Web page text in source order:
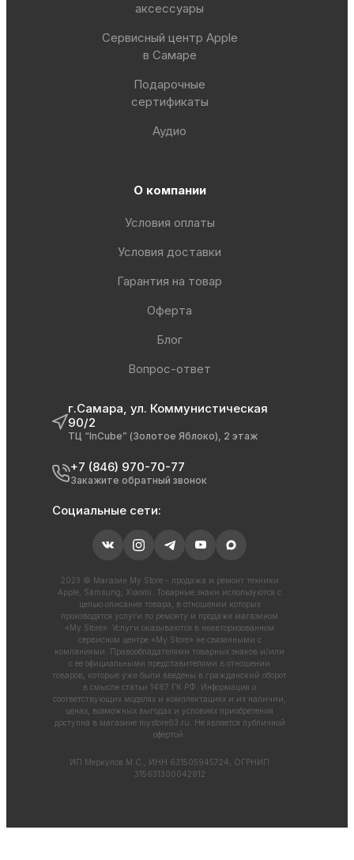
аксессуары
Сервисный центр Apple
в Самаре
Подарочные
сертификаты
Аудио
О компании
Условия оплаты
Условия доставки
Гарантия на товар
Оферта
Блог
Вопрос-ответ
г.Самара, ул. Коммунистическая
90/2
ТЦ “InCube” (Золотое Яблоко), 2 этаж
+7 (846) 970-70-77
Закажите обратный звонок
Социальные сети:
2023 © Магазин My Store - продажа и ремонт техники
Apple, Samsung, Xiaomi. Товарные знаки используются с
целью описания товара, в отношении которых
производятся услуги по ремонту и продаже магазином
«My Store». Услуги оказываются в неавторизованном
сервисном центре «My Store» не связанными с
компаниями. Правообладателями товарных знаков и/или
с ее официальными представителями в отношении
товаров, которые уже были введены в гражданский оборот
в смысле статьи 1487 ГК РФ. Информация о
соответствующих моделях и комплектациях и их наличии,
ценах, возможных выгодах и условиях приобретения
доступна в магазине mystore63.ru . Не является публичной
офертой.
ИП Меркулов М.С., ИНН 631505945724, ОГРНИП
315631300042912